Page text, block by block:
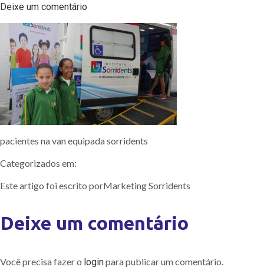
Deixe um comentário
pacientes na van equipada sorridents
Categorizados em:
Este artigo foi escrito porMarketing Sorridents
Deixe um comentário
Você precisa fazer o loginpara publicar um comentário.